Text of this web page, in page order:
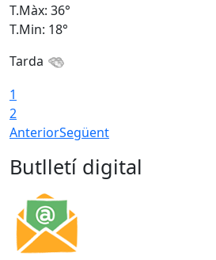
T.Màx: 36°
T.Min: 18°
Tarda
1
2
AnteriorSegüent
Butlletí digital